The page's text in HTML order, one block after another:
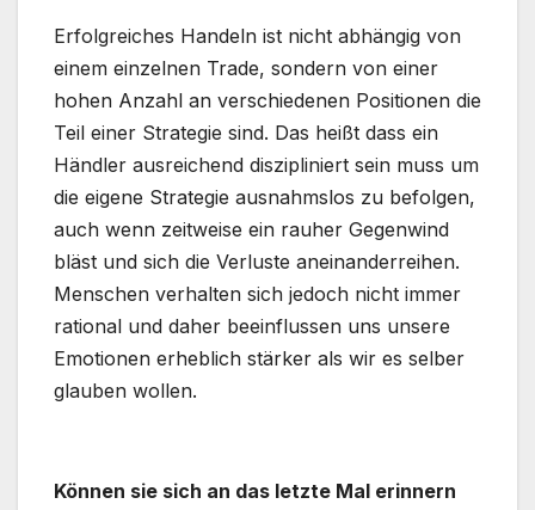
Erfolgreiches Handeln ist nicht abhängig von
einem einzelnen Trade, sondern von einer
hohen Anzahl an verschiedenen Positionen die
Teil einer Strategie sind. Das heißt dass ein
Händler ausreichend diszipliniert sein muss um
die eigene Strategie ausnahmslos zu befolgen,
auch wenn zeitweise ein rauher Gegenwind
bläst und sich die Verluste aneinanderreihen.
Menschen verhalten sich jedoch nicht immer
rational und daher beeinflussen uns unsere
Emotionen erheblich stärker als wir es selber
glauben wollen.
Können sie sich an das letzte Mal erinnern